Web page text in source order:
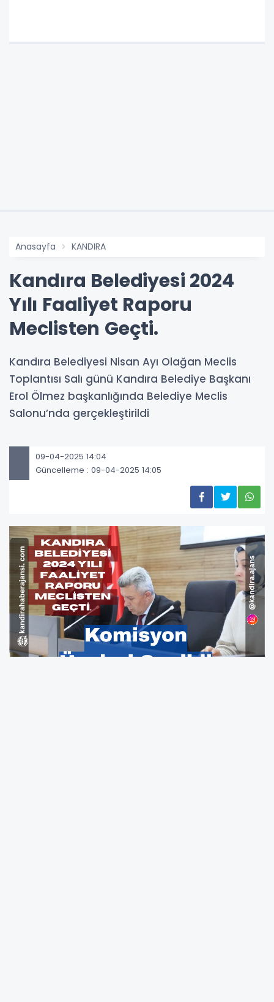
Anasayfa KANDIRA
Kandıra Belediyesi 2024
Yılı Faaliyet Raporu
Meclisten Geçti.
Kandıra Belediyesi Nisan Ayı Olağan Meclis
Toplantısı Salı günü Kandıra Belediye Başkanı
Erol Ölmez başkanlığında Belediye Meclis
Salonu’nda gerçekleştirildi
09-04-2025 14:04
Güncelleme : 09-04-2025 14:05